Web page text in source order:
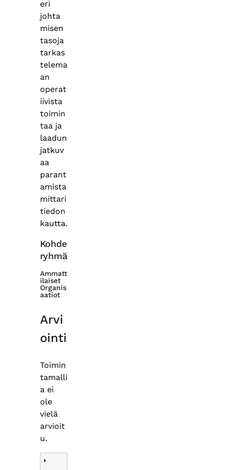
eri
johta
misen
tasoja
tarkas
telema
an
operat
iivista
toimin
taa ja
laadun
jatkuv
aa
parant
amista
mittari
tiedon
kautta.
Kohde
ryhmä
Ammatt
ilaiset
Organis
aatiot
Arvi
ointi
Toimin
tamalli
a ei
ole
vielä
arvioit
u.